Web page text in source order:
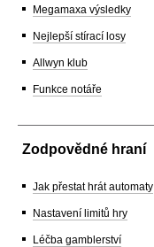
Megamaxa výsledky
Nejlepší stírací losy
Allwyn klub
Funkce notáře
Zodpovědné hraní
Jak přestat hrát automaty
Nastavení limitů hry
Léčba gamblerství